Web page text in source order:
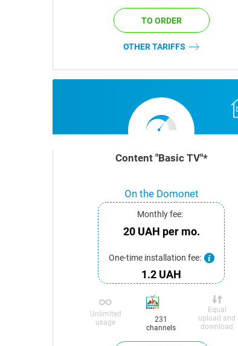
OTHER TARIFFS
Content "Basic TV"*
On the Domonet
network
Monthly fee:
20 UAH per mo.
One-time installation fee:
1.2 UAH
Unlimited
usage
231
channels
Equal
upload and
download